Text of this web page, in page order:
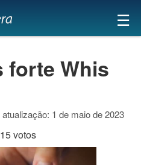
×
☰
forte Whis
1 de maio de 2023
15 votos